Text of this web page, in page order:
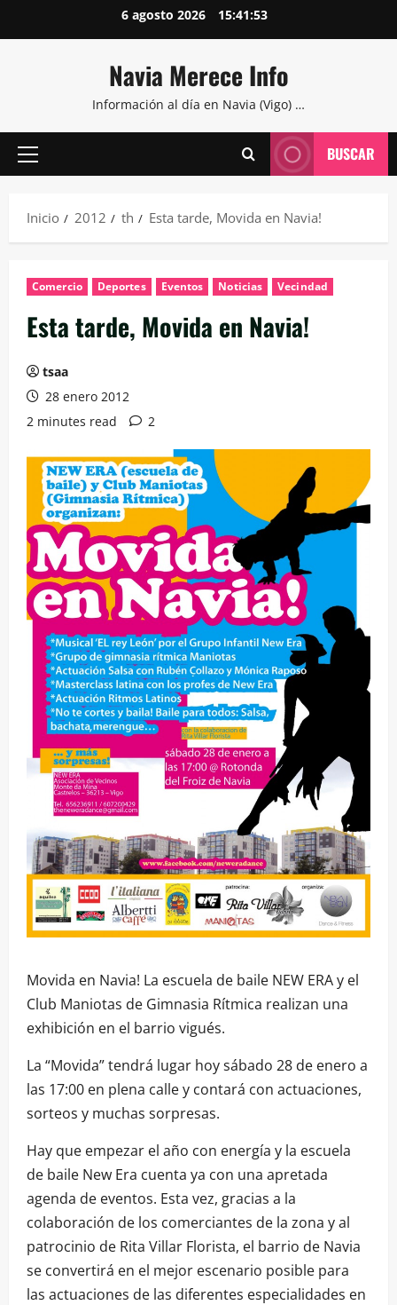
al
6 agosto 2026 15:41:54
Navia Merece Info
Información al día en Navia (Vigo) …
Menú
BUSCAR
Inicio 2012 th Esta tarde, Movida en Navia!
Comercio Deportes Eventos Noticias Vecindad
Esta tarde, Movida en Navia!
tsaa
28 enero 2012
2 minutes read
2
Movida en Navia! La escuela de baile NEW ERA y el
Club Maniotas de Gimnasia Rítmica realizan una
exhibición en el barrio vigués.
La “Movida” tendrá lugar hoy sábado 28 de enero a
las 17:00 en plena calle y contará con actuaciones,
sorteos y muchas sorpresas.
Hay que empezar el año con energía y la escuela
de baile New Era cuenta ya con una apretada
agenda de eventos. Esta vez, gracias a la
colaboración de los comerciantes de la zona y al
patrocinio de Rita Villar Florista, el barrio de Navia
se convertirá en el mejor escenario posible para
las actuaciones de las diferentes especialidades en